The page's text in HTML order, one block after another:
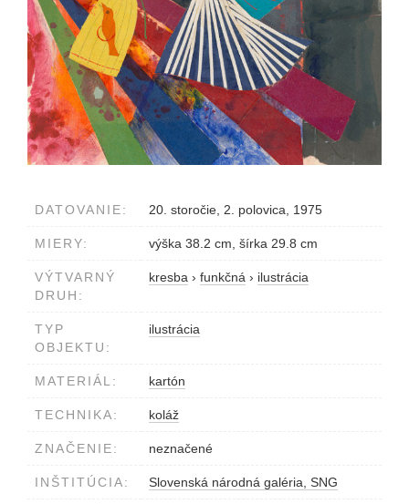
DATOVANIE: 20. storočie, 2. polovica, 1975
MIERY: výška 38.2 cm, šírka 29.8 cm
VÝTVARNÝ
DRUH:
kresba › funkčná › ilustrácia
TYP
OBJEKTU:
ilustrácia
MATERIÁL: kartón
TECHNIKA: koláž
ZNAČENIE: neznačené
INŠTITÚCIA: Slovenská národná galéria, SNG